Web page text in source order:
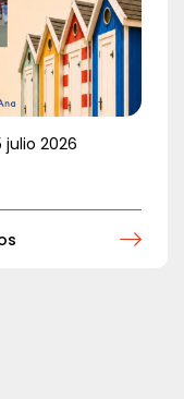
julio 2026